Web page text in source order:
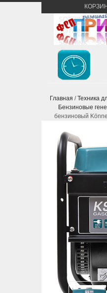
Главная /Техника
Бензиновые
бензиновый